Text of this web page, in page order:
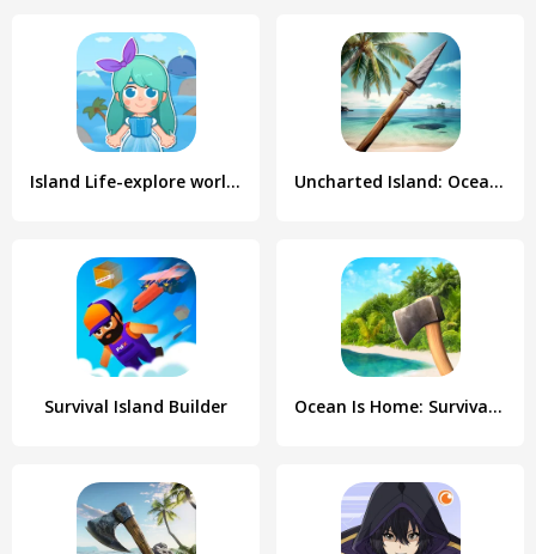
Island Life-explore world game Uncharted Island: Ocean Quest
Survival Island Builder Ocean Is Home: Survival Island